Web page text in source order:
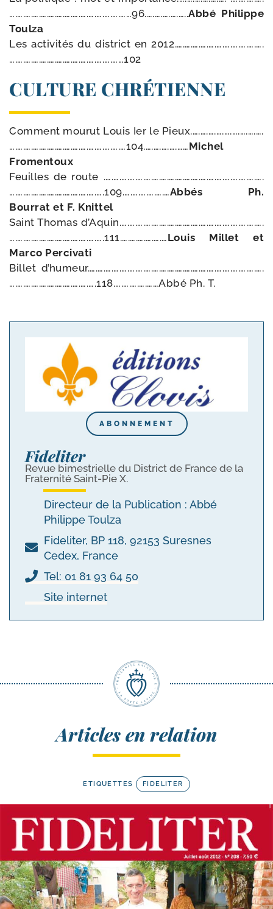
….….….….….….….….….….….….….….……96.….….….….…..Abbé Philippe
Toulza
Les acti­vi­tés du dis­trict en 2012.….….….….….….….….….….….
….….….….….….….….….….….….….……102
CULTURE CHRÉTIENNE
Comment mou­rut Louis Ier le Pieux.….….….….….….….….….
….….….….….….….….….….….….….….…104.….….….….……Michel
Fromentoux
Feuilles de route .….….….….….….….….….….….….….….….….….….….….
….….….….….….….….….….….….109.….….….….….…Abbés Ph.
Bourrat et F. Knittel
Saint Thomas d’Aquin.….….….….….….….….….….….….….….….….….….
….….….….….….….….….….….….111.….….….….….…Louis Millet et
Marco Percivati
Billet d’humeur.….….….….….….….….….….….….….….….….….….….….….….
….….….….….….….….….….….118.….….….….……Abbé Ph. T.
ABONNEMENT
Fideliter
Revue bimestrielle du District de France de la
Fraternité Saint-Pie X.
Directeur de la Publication : Abbé
Philippe Toulza
Fideliter, BP 118, 92153 Suresnes
Cedex, France
Tel: 01 81 93 64 50
Site internet
Articles en relation
ETIQUETTES FIDELITER